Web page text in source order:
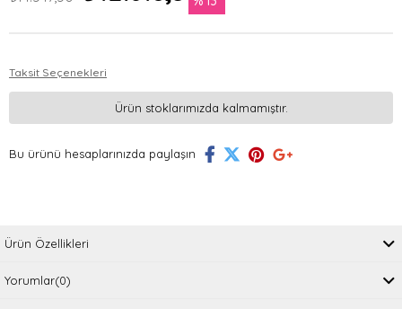
Taksit Seçenekleri
Ürün stoklarımızda kalmamıştır.
Bu ürünü hesaplarınızda paylaşın
Ürün Özellikleri
Yorumlar(0)